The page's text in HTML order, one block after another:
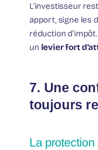
L’investisseur
apport, signe les
réduction
un levier fort
7. Une
toujours
La protection